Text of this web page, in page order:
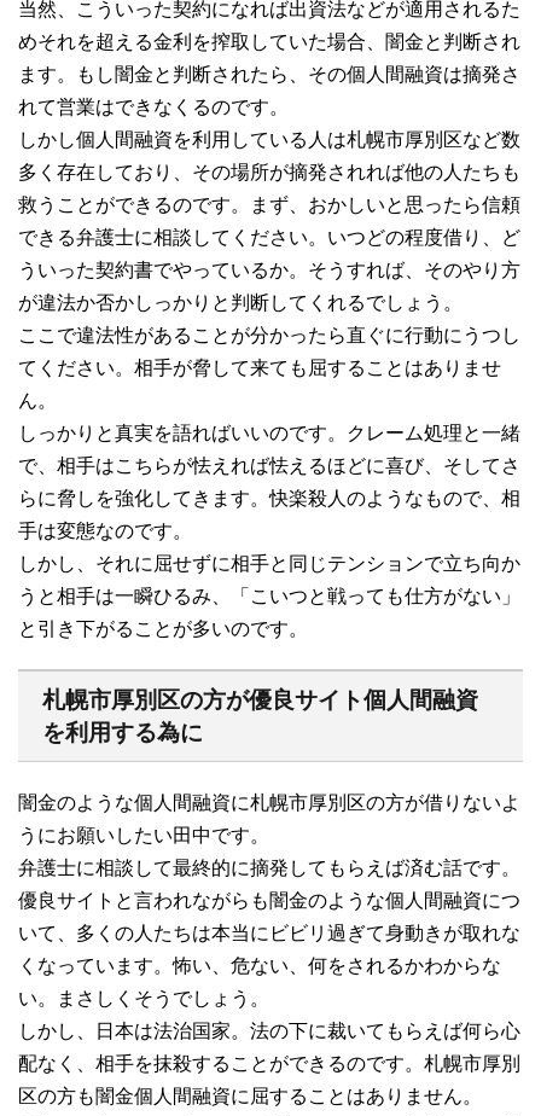
当然、こういった契約になれば出資法などが適用されるた
めそれを超える金利を搾取していた場合、闇金と判断され
ます。もし闇金と判断されたら、その個人間融資は摘発さ
れて営業はできなくるのです。
しかし個人間融資を利用している人は札幌市厚別区など数
多く存在しており、その場所が摘発されれば他の人たちも
救うことができるのです。まず、おかしいと思ったら信頼
できる弁護士に相談してください。いつどの程度借り、ど
ういった契約書でやっているか。そうすれば、そのやり方
が違法か否かしっかりと判断してくれるでしょう。
ここで違法性があることが分かったら直ぐに行動にうつし
てください。相手が脅して来ても屈することはありませ
ん。
しっかりと真実を語ればいいのです。クレーム処理と一緒
で、相手はこちらが怯えれば怯えるほどに喜び、そしてさ
らに脅しを強化してきます。快楽殺人のようなもので、相
手は変態なのです。
しかし、それに屈せずに相手と同じテンションで立ち向か
うと相手は一瞬ひるみ、「こいつと戦っても仕方がない」
と引き下がることが多いのです。
札幌市厚別区の方が優良サイト個人間融資
を利用する為に
闇金のような個人間融資に札幌市厚別区の方が借りないよ
うにお願いしたい田中です。
弁護士に相談して最終的に摘発してもらえば済む話です。
優良サイトと言われながらも闇金のような個人間融資につ
いて、多くの人たちは本当にビビリ過ぎて身動きが取れな
くなっています。怖い、危ない、何をされるかわからな
い。まさしくそうでしょう。
しかし、日本は法治国家。法の下に裁いてもらえば何ら心
配なく、相手を抹殺することができるのです。札幌市厚別
区の方も闇金個人間融資に屈することはありません。